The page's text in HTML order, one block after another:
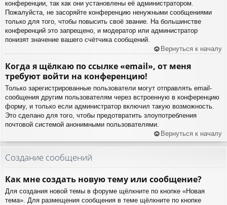
конференции, так как они установлены её администратором.
Пожалуйста, не засоряйте конференцию ненужными сообщениями
только для того, чтобы повысить своё звание. На большинстве
конференций это запрещено, и модератор или администратор
понизят значение вашего счётчика сообщений.
Вернуться к началу
Когда я щёлкаю по ссылке «email», от меня
требуют войти на конференцию!
Только зарегистрированные пользователи могут отправлять email-
сообщения другим пользователям через встроенную в конференцию
форму, и только если администратор включил такую возможность.
Это сделано для того, чтобы предотвратить злоупотребления
почтовой системой анонимными пользователями.
Вернуться к началу
Создание сообщений
Как мне создать новую тему или сообщение?
Для создания новой темы в форуме щёлкните по кнопке «Новая
тема». Для размещения сообщения в теме щёлкните по кнопке